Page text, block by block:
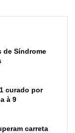
de Síndrome
curado por
à 9
carreta